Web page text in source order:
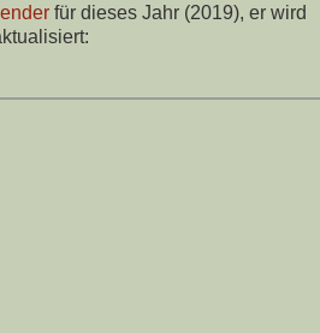
für dieses Jahr (2019), er wird